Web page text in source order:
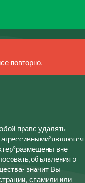
повторно.
право удалять
вне
о
значит Вы
спамили или